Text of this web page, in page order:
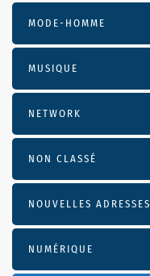
MODE-HOMME
MUSIQUE
NETWORK
NON CLASSÉ
NOUVELLES ADRESSES
NUMÉRIQUE